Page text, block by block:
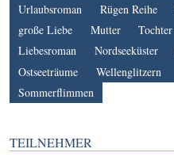
Urlaubsroman
Rügen Reihe
große Liebe
Mutter Tochter
Liebesroman
Nordseeküster
Ostseeträume
Wellenglitzern
Sommerflimmen
TEILNEHMER